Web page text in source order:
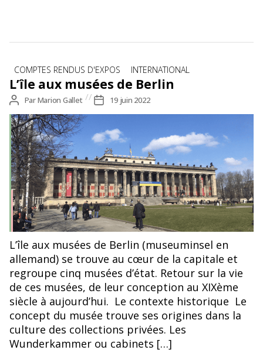
Catégories
COMPTES RENDUS D'EXPOS INTERNATIONAL
L’île aux musées de Berlin
Auteur
de
l’article
ParMarion Gallet
Date
de
l’article
19 juin 2022
© Marion Gallet
L’île aux musées de Berlin (museuminsel en
allemand) se trouve au cœur de la capitale et
regroupe cinq musées d’état. Retour sur la vie
de ces musées, de leur conception au XIXème
siècle à aujourd’hui. Le contexte historique Le
concept du musée trouve ses origines dans la
culture des collections privées. Les
Wunderkammer ou cabinets […]